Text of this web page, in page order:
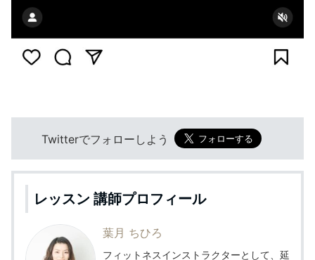
Twitterでフォローしよう
レッスン 講師プロフィール
葉月 ちひろ
フィットネスインストラクターとして、延